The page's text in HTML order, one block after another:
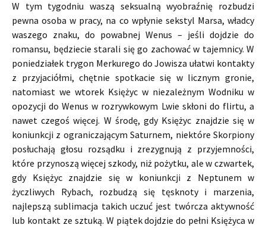
W tym tygodniu waszą seksualną wyobraźnię rozbudzi
pewna osoba w pracy, na co wpłynie sekstyl Marsa, władcy
waszego znaku, do powabnej Wenus – jeśli dojdzie do
romansu, będziecie starali się go zachować w tajemnicy. W
poniedziałek trygon Merkurego do Jowisza ułatwi kontakty
z przyjaciółmi, chętnie spotkacie się w licznym gronie,
natomiast we wtorek Księżyc w niezależnym Wodniku w
opozycji do Wenus w rozrywkowym Lwie skłoni do flirtu, a
nawet czegoś więcej. W środę, gdy Księżyc znajdzie się w
koniunkcji z ograniczającym Saturnem, niektóre Skorpiony
posłuchają głosu rozsądku i zrezygnują z przyjemności,
które przynoszą więcej szkody, niż pożytku, ale w czwartek,
gdy Księżyc znajdzie się w koniunkcji z Neptunem w
życzliwych Rybach, rozbudzą się tęsknoty i marzenia,
najlepszą sublimacja takich uczuć jest twórcza aktywność
lub kontakt ze sztuką. W piątek dojdzie do pełni Księżyca w